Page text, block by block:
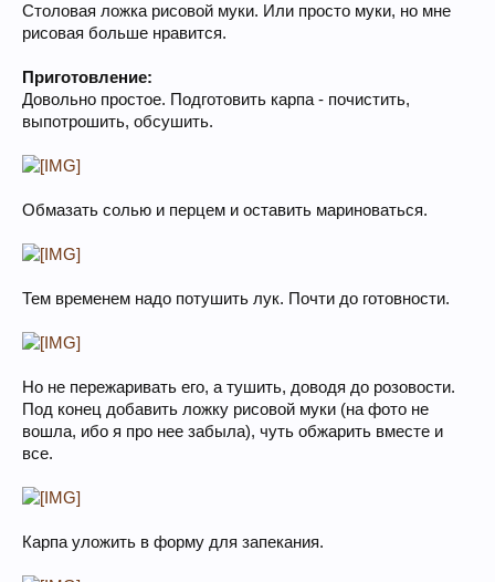
Столовая ложка рисовой муки. Или просто муки, но мне
рисовая больше нравится.
Приготовление:
Довольно простое. Подготовить карпа - почистить,
выпотрошить, обсушить.
Обмазать солью и перцем и оставить мариноваться.
Тем временем надо потушить лук. Почти до готовности.
Но не пережаривать его, а тушить, доводя до розовости.
Под конец добавить ложку рисовой муки (на фото не
вошла, ибо я про нее забыла), чуть обжарить вместе и
все.
Карпа уложить в форму для запекания.